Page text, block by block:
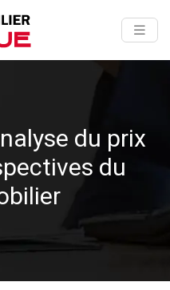
du prix
du